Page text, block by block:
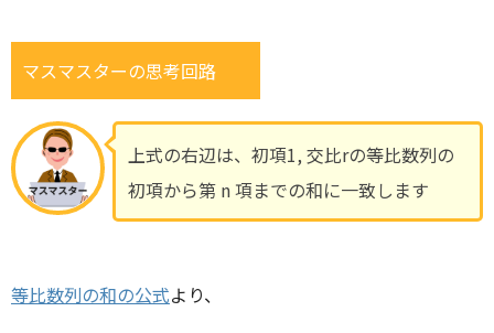
マスマスターの思考回路
上式の右辺は、初項1, 交比rの等比数列の
初項から第 n 項までの和に一致します
等比数列の和の公式より、